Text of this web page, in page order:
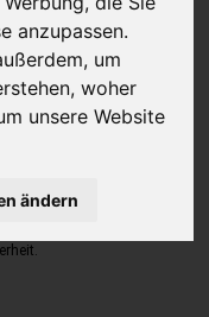
anzupassen.
um
woher
unsere Website
ändern
Autos inklusive der
nicht mit Dritten